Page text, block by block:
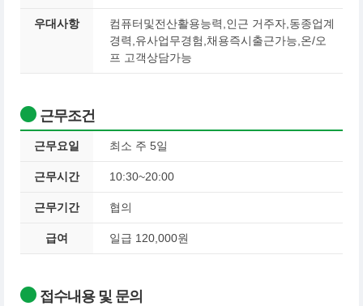
우대사항
컴퓨터및전산활용능력,인근 거주자,동종업계
경력,유사업무경험,채용즉시출근가능,온/오
프 고객상담가능
근무조건
근무요일 최소 주 5일
근무시간 10:30~20:00
근무기간 협의
급여 일급 120,000원
접수내용 및 문의